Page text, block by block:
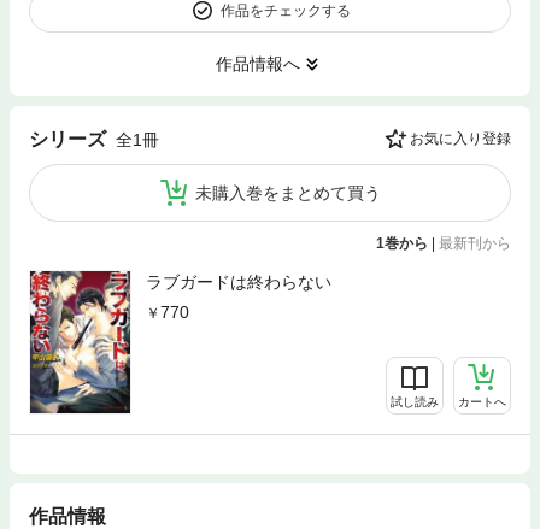
作品をチェックする
作品情報へ
シリーズ 全1冊 お気に入り登録
未購入巻をまとめて買う
1巻から | 最新刊から
ラブガードは終わらない
770
試し読み カートへ
作品情報